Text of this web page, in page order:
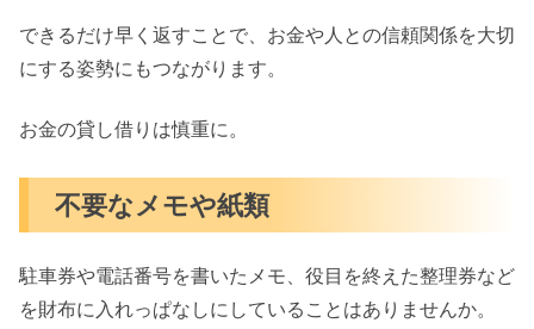
できるだけ早く返すことで、お金や人との信頼関係を大切
にする姿勢にもつながります。
お金の貸し借りは慎重に。
不要なメモや紙類
駐車券や電話番号を書いたメモ、役目を終えた整理券など
を財布に入れっぱなしにしていることはありませんか。